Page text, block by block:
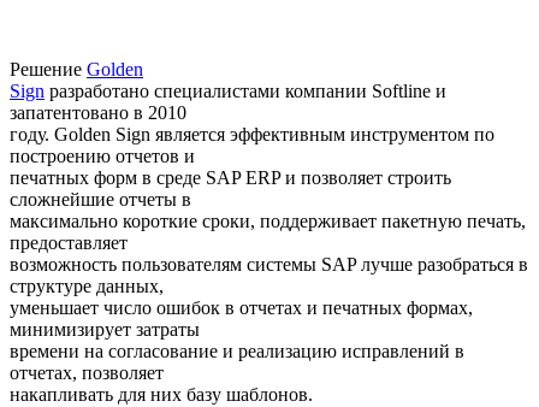
Решение Golden
Sign разработано специалистами компании Softline и
запатентовано в 2010
году. Golden Sign является эффективным инструментом по
построению отчетов и
печатных форм в среде SAP ERP и позволяет строить
сложнейшие отчеты в
максимально короткие сроки, поддерживает пакетную печать,
предоставляет
возможность пользователям системы SAP лучше разобраться в
структуре данных,
уменьшает число ошибок в отчетах и печатных формах,
минимизирует затраты
времени на согласование и реализацию исправлений в
отчетах, позволяет
накапливать для них базу шаблонов.